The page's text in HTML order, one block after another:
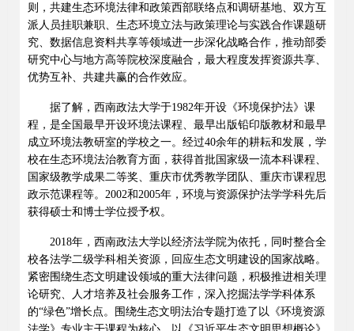
则，共建生态环境法律和政策西部联络点和调研基地、双方互
派人员挂职兼职、生态环境立法与政策理论与实践合作课题研
究、数据信息资料共享等领域进一步深化战略合作，推动部委
研究中心与地方高等院校深度融合，最大程度发挥资源共享、
优势互补、共建共赢的合作效应。
据了解，西南政法大学于1982年开设《环境保护法》课
程，是全国最早开设环境法课程、最早出版铅印版教材和最早
成立环境法教研室的学校之一。经过40余年的耕耘和发展，学
校在生态环境法治教育方面，获得首批国家级一流本科课程、
国家级教学成果二等奖、重庆市优秀教学团队、重庆市课程思
政示范课程等。 2002和2005年，环境与资源保护法学学科先后
获得硕士和博士学位授予权。
2018年，西南政法大学以经济法学院为依托，同时整合全
校各法学二级学科相关资源，回应生态文明建设的国家战略。
紧密围绕生态文明建设领域的重大法律问题，积极推进相关理
论研究、人才培养及社会服务工作，深入挖掘法学学科体系
的“绿色”增长点。围绕生态文明法治专题打造了以《环境资源